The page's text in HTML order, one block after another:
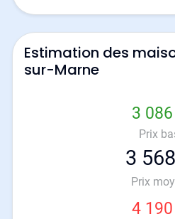
Estimation des
sur-Marne
3
Prix
3
Prix
4